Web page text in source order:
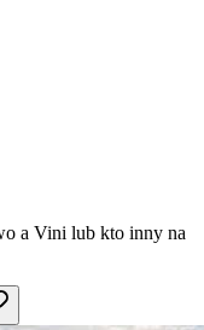
a Vini lub kto inny na